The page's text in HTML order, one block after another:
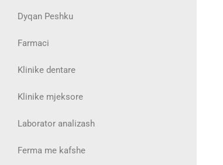
Dyqan Peshku
Farmaci
Klinike dentare
Klinike mjeksore
Laborator analizash
Ferma me kafshe